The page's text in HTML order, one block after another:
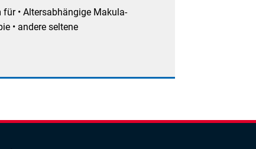
• Altersabhängige Makula-
• andere seltene